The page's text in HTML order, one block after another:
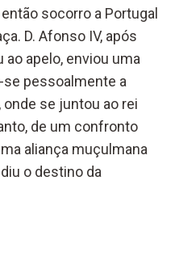
socorro a Portugal
D. Afonso IV, após
apelo, enviou uma
se pessoalmente a
se juntou ao rei
de um confronto
aliança muçulmana
o destino da